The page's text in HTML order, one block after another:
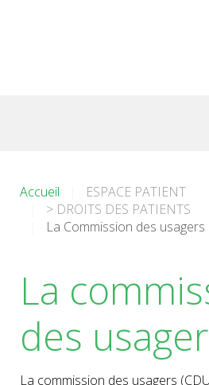
Accueil
ESPACE PATIENT
> DROITS DES PATIENTS
La Commission des usagers
La
des
La commission des usagers